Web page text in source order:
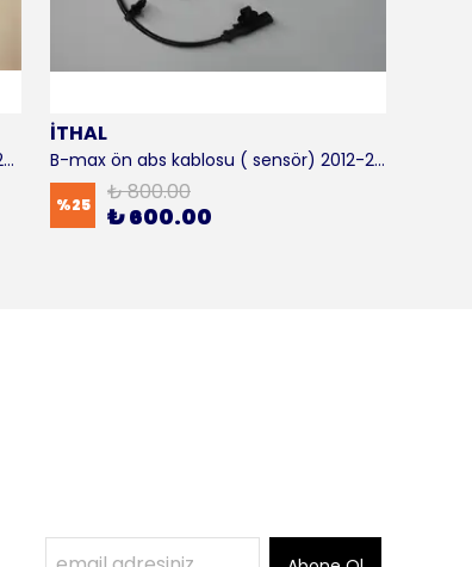
B-max motor takozu 1.5 - 1.6 TDCI 2012-2016 ORJİNAL
İTHAL
B-max ön abs kablosu ( sensör) 2012-2016 ITHAL
%25 ₺ 800.00
₺ 600.00